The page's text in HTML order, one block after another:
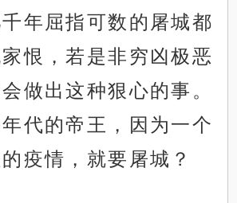
年屈指可数的屠城都
恨，若是非穷凶极恶
做出这种狠心的事。
代的帝王，因为一个
疫情，就要屠城？